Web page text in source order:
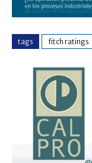
tags fitch ratings